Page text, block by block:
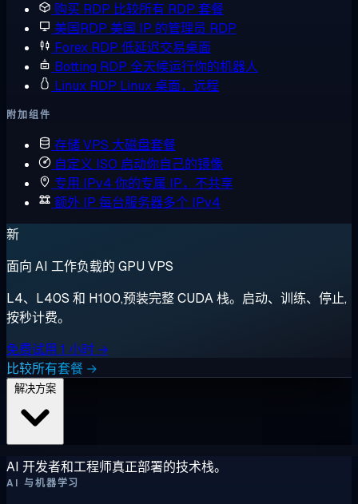
购买 RDP 比较所有 RDP 套餐
美国RDP 美国 IP 的管理员 RDP
Forex RDP 低延迟交易桌面
Botting RDP 全天候运行你的机器人
Linux RDP Linux 桌面，远程
附加组件
存储 VPS 大磁盘套餐
自定义 ISO 启动你自己的镜像
专用 IPv4 你的专属 IP，不共享
额外 IP 每台服务器多个 IPv4
新
面向 AI 工作负载的 GPU VPS
L4、L40S 和 H100,预装完整 CUDA 栈。启动、训练、停止,
按秒计费。
免费试用 1 小时 →
比较所有套餐 →
AI 开发者和工程师真正部署的技术栈。
AI 与机器学习